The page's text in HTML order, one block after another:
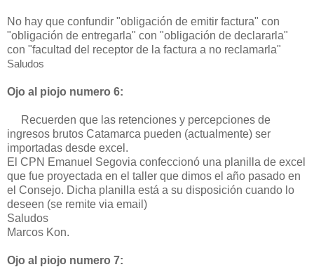
No hay que confundir "obligación de emitir factura" con
"obligación de entregarla" con "obligación de declararla"
con "facultad del receptor de la factura a no reclamarla"
Saludos
Ojo al piojo numero 6:
Recuerden que las retenciones y percepciones de
ingresos brutos Catamarca pueden (actualmente) ser
importadas desde excel.
El CPN Emanuel Segovia confeccionó una planilla de excel
que fue proyectada en el taller que dimos el año pasado en
el Consejo. Dicha planilla está a su disposición cuando lo
deseen (se remite via email)
Saludos
Marcos Kon.
Ojo al piojo numero 7: